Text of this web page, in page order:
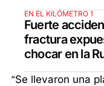
EN EL KILÓMETRO 1
Fuerte
fractura
chocar en la
“Se llevaron una